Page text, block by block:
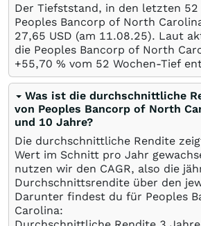
Der Tiefststand, in den letzten 52
Peoples Bancorp of North
27,65 USD (am 11.08.25). Laut
die Peoples Bancorp of North
+55,70 % vom 52 Wochen-Tief
Was ist die durchschnittliche
von Peoples Bancorp of North
und 10 Jahre?
Die durchschnittliche Rendite
Wert im Schnitt pro Jahr
nutzen wir den CAGR, also die
Durchschnittsrendite über den
Darunter findest du für Peoples
Carolina: